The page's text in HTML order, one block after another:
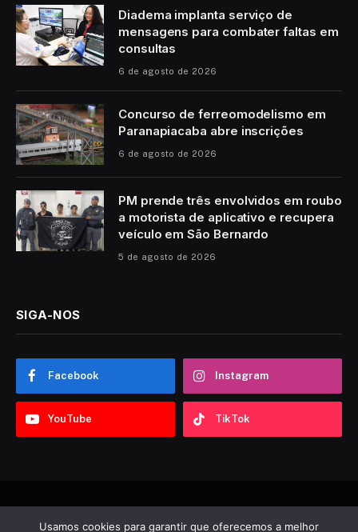
Diadema implanta serviço de
mensagens para combater faltas em
consultas
6 de agosto de 2026
Concurso de ferreomodelismo em
Paranapiacaba abre inscrições
6 de agosto de 2026
PM prende três envolvidos em roubo
a motorista de aplicativo e recupera
veículo em São Bernardo
5 de agosto de 2026
SIGA-NOS
Facebook Instagram
YouTube TikTok
© 2026 Sobre ABC. Desenvolvido por Tooncadilhos
Usamos cookies para garantir que oferecemos a melhor